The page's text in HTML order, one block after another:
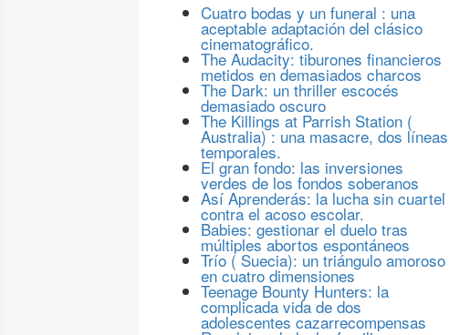
Cuatro bodas y un funeral : una
aceptable adaptación del clásico
cinematográfico.
The Audacity: tiburones financieros
metidos en demasiados charcos
The Dark: un thriller escocés
demasiado oscuro
The Killings at Parrish Station (
Australia) : una masacre, dos líneas
temporales.
El gran fondo: las inversiones
verdes de los fondos soberanos
Así Aprenderás: la lucha sin cuartel
contra el acoso escolar.
Babies: gestionar el duelo tras
múltiples abortos espontáneos
Trío ( Suecia): un triángulo amoroso
en cuatro dimensiones
Teenage Bounty Hunters: la
complicada vida de dos
adolescentes cazarrecompensas